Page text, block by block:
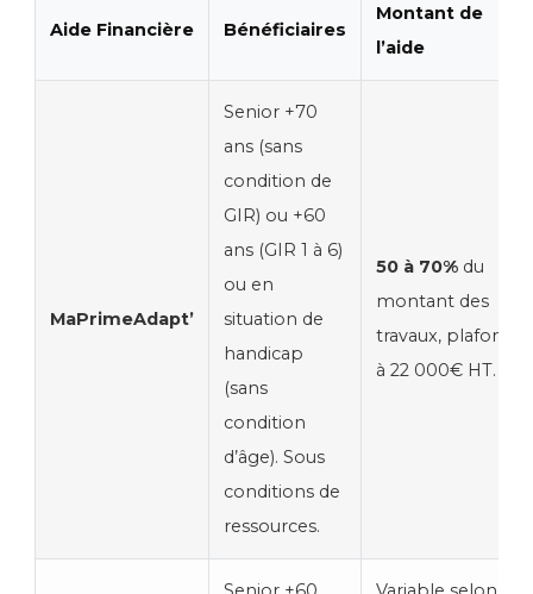
Aide Financière Bénéficiaires
Montant de
l’aide
MaPrimeAdapt’
Senior +70
ans (sans
condition de
GIR) ou +60
ans (GIR 1 à 6)
ou en
situation de
handicap
(sans
condition
d’âge). Sous
conditions de
ressources.
50 à 70% du
montant des
travaux, plafond
à 22 000€ HT.